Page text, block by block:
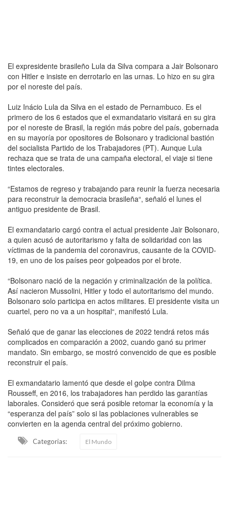
El expresidente brasileño Lula da Silva compara a Jair Bolsonaro
con Hitler e insiste en derrotarlo en las urnas. Lo hizo en su gira
por el noreste del país.
Luiz Inácio Lula da Silva en el estado de Pernambuco. Es el
primero de los 6 estados que el exmandatario visitará en su gira
por el noreste de Brasil, la región más pobre del país, gobernada
en su mayoría por opositores de Bolsonaro y tradicional bastión
del socialista Partido de los Trabajadores (PT). Aunque Lula
rechaza que se trata de una campaña electoral, el viaje si tiene
tintes electorales.
“Estamos de regreso y trabajando para reunir la fuerza necesaria
para reconstruir la democracia brasileña“, señaló el lunes el
antiguo presidente de Brasil.
El exmandatario cargó contra el actual presidente Jair Bolsonaro,
a quien acusó de autoritarismo y falta de solidaridad con las
víctimas de la pandemia del coronavirus, causante de la COVID-
19, en uno de los países peor golpeados por el brote.
“Bolsonaro nació de la negación y criminalización de la política.
Así nacieron Mussolini, Hitler y todo el autoritarismo del mundo.
Bolsonaro solo participa en actos militares. El presidente visita un
cuartel, pero no va a un hospital“, manifestó Lula.
Señaló que de ganar las elecciones de 2022 tendrá retos más
complicados en comparación a 2002, cuando ganó su primer
mandato. Sin embargo, se mostró convencido de que es posible
reconstruir el país.
El exmandatario lamentó que desde el golpe contra Dilma
Rousseff, en 2016, los trabajadores han perdido las garantías
laborales. Consideró que será posible retomar la economía y la
“esperanza del país” solo si las poblaciones vulnerables se
convierten en la agenda central del próximo gobierno.
Categorias: El Mundo